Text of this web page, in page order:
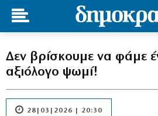
Δεν βρίσκουμε να φάμε
αξιόλογο ψωμί!
28|03|2026 | 20:30